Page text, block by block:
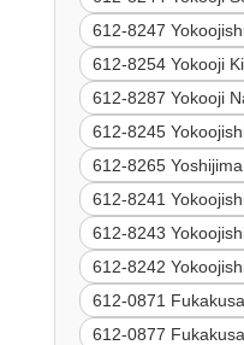
612-8247
612-8254 Yokooji
612-8287 Yokooji
612-8245
612-8265
612-8241
612-8243
612-8242
612-0871
612-0877